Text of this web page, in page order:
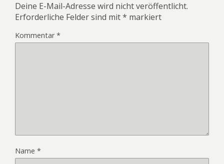
Deine E-Mail-Adresse wird nicht veröffentlicht.
Erforderliche Felder sind mit* markiert
Kommentar*
Name *